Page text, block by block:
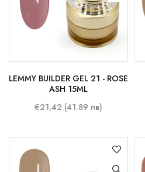
LEMMY BUILDER GEL 21 - ROSE
ASH 15ML
€21,42 (41.89 лв)